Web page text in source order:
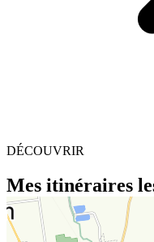
DÉCOUVRIR
Mes itinéraires